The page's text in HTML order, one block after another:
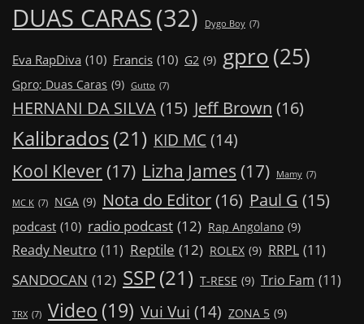
DUAS CARAS(32) Dygo Boy (7)
Eva RapDiva (10) Francis (10) G2 (9) gpro(25)
Gpro; Duas Caras (9) Gutto (7)
HERNANI DA SILVA(15) Jeff Brown (16)
Kalibrados(21) KID MC (14)
Kool Klever (17) Lizha James (17) Mamy (7)
MC K (7) NGA (9) Nota do Editor(16) Paul G (15)
podcast (10) radio podcast (12) Rap Angolano (9)
Ready Neutro (11) Reptile (12) ROLEX (9) RRPL (11)
SANDOCAN (12) SSP(21) T-RESE (9) Trio Fam (11)
TRX (7) Video (19) Vui Vui (14) ZONA 5 (9)